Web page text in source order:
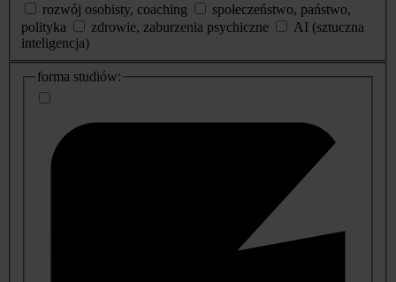
rozwój osobisty, coaching
społeczeństwo, państwo,
polityka
zdrowie, zaburzenia psychiczne
AI (sztuczna
inteligencja)
dodatkowe
informacje
forma studiów: